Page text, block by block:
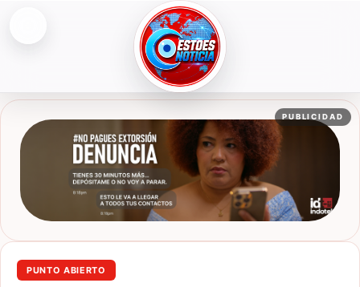
ESTOESNOTICIA|NOTICIAS
PUBLICIDAD
PUNTO ABIERTO